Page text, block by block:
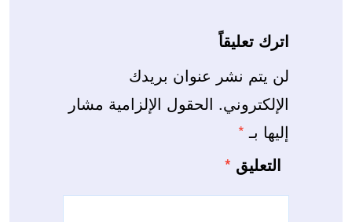
اترك تعليقاً
لن يتم نشر عنوان بريدك
الإلكتروني. الحقول الإلزامية مشار
إليها بـ *
التعليق *